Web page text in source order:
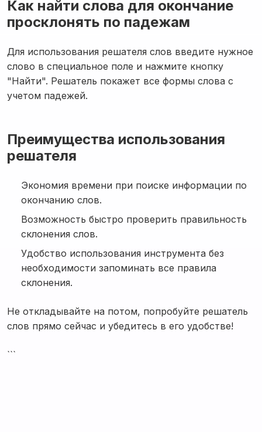
Как найти слова для окончание
просклонять по падежам
Для использования решателя слов введите нужное
слово в специальное поле и нажмите кнопку
"Найти". Решатель покажет все формы слова с
учетом падежей.
Преимущества использования
решателя
Экономия времени при поиске информации по
окончанию слов.
Возможность быстро проверить правильность
склонения слов.
Удобство использования инструмента без
необходимости запоминать все правила
склонения.
Не откладывайте на потом, попробуйте решатель
слов прямо сейчас и убедитесь в его удобстве!
```